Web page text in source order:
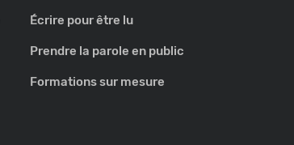
Écrire pour être lu
Prendre la parole en public
Formations sur mesure